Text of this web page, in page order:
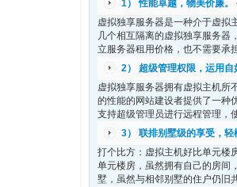
1） 性能卓越，物美价廉。
虚拟独享服务器是一种介于虚拟
几个相互隔离的虚拟独享服务器
立服务器租用价格，也不需要承
2） 超级管理权限，运用
虚拟独享服务器拥有虚拟主机所
的性能的网站建设者提供了一种
支持超级管理员进行远程管理，
3） 联排别墅级的享受，
打个比方：虚拟主机好比单元楼
单元楼房，虽然拥有自己的房间
墅，虽然与相邻别墅的住户仍旧